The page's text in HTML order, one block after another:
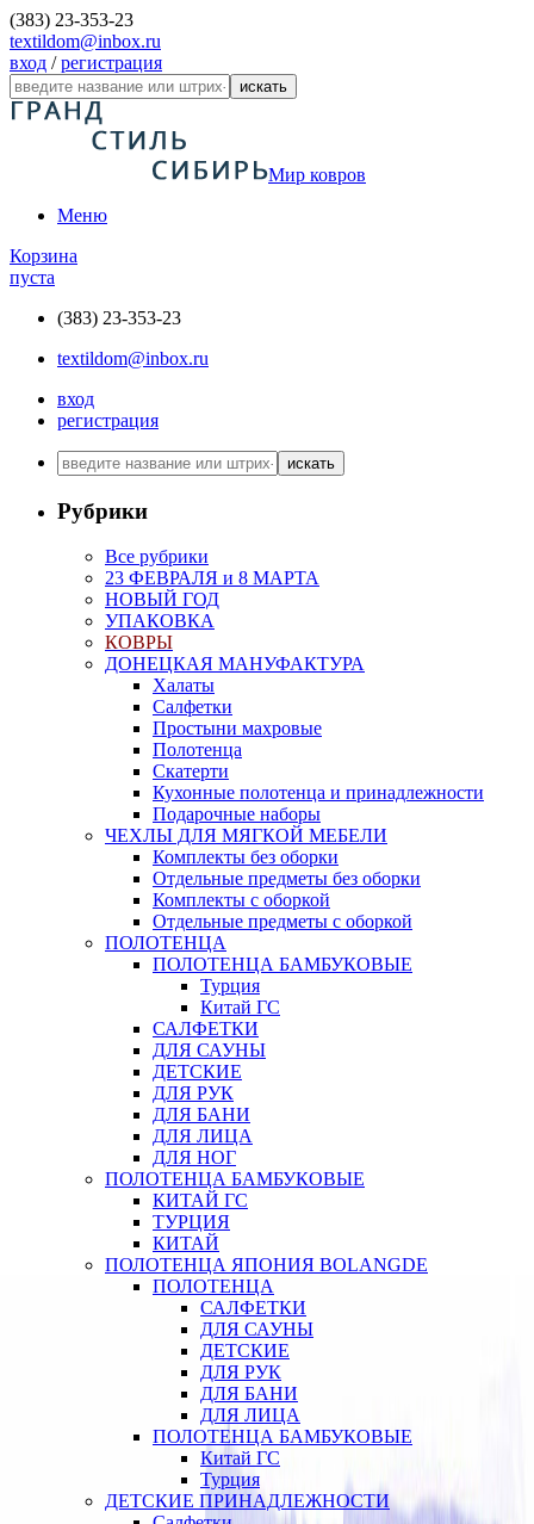
(383) 23-353-23
textildom@inbox.ru
вход /регистрация
искать
Мир ковров
Меню
Корзина
пуста
(383) 23-353-23
textildom@inbox.ru
вход
регистрация
искать
Рубрики
Все рубрики
23 ФЕВРАЛЯ и 8 МАРТА
НОВЫЙ ГОД
УПАКОВКА
КОВРЫ
ДОНЕЦКАЯ МАНУФАКТУРА
Халаты
Салфетки
Простыни махровые
Полотенца
Скатерти
Кухонные полотенца и принадлежности
Подарочные наборы
ЧЕХЛЫ ДЛЯ МЯГКОЙ МЕБЕЛИ
Комплекты без оборки
Отдельные предметы без оборки
Комплекты с оборкой
Отдельные предметы с оборкой
ПОЛОТЕНЦА
ПОЛОТЕНЦА БАМБУКОВЫЕ
Турция
Китай ГС
САЛФЕТКИ
ДЛЯ САУНЫ
ДЕТСКИЕ
ДЛЯ РУК
ДЛЯ БАНИ
ДЛЯ ЛИЦА
ДЛЯ НОГ
ПОЛОТЕНЦА БАМБУКОВЫЕ
КИТАЙ ГС
ТУРЦИЯ
КИТАЙ
ПОЛОТЕНЦА ЯПОНИЯ BOLANGDE
ПОЛОТЕНЦА
САЛФЕТКИ
ДЛЯ САУНЫ
ДЕТСКИЕ
ДЛЯ РУК
ДЛЯ БАНИ
ДЛЯ ЛИЦА
ПОЛОТЕНЦА БАМБУКОВЫЕ
Китай ГС
Турция
ДЕТСКИЕ ПРИНАДЛЕЖНОСТИ